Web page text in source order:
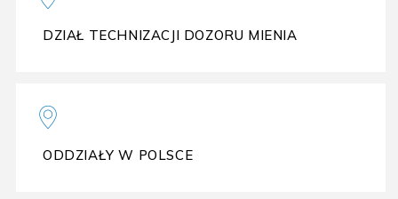
DZIAŁ TECHNIZACJI DOZORU MIENIA
ODDZIAŁY W POLSCE